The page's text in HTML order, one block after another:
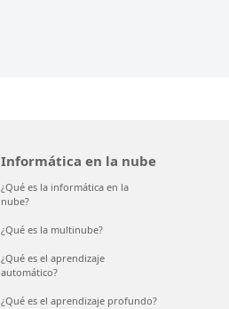
Informática en la nube
¿Qué es la informática en la
nube?
¿Qué es la multinube?
¿Qué es el aprendizaje
automático?
¿Qué es el aprendizaje profundo?